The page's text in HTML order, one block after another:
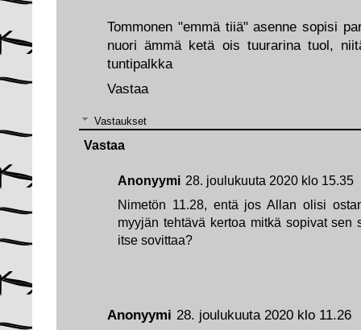
Anonyymi 28. joulukuuta 2020 klo 11.26
Tommonen "emmä tiiä" asenne sopisi
nuori ämmä ketä ois tuurarina tuol,
tuntipalkka
Vastaa
Vastaukset
Anonyymi 28. joulukuuta 2020 klo 15.35
Nimetön 11.28, entä jos Allan olisi
myyjän tehtävä kertoa mitkä sopivat sen
itse sovittaa?
Vastaa